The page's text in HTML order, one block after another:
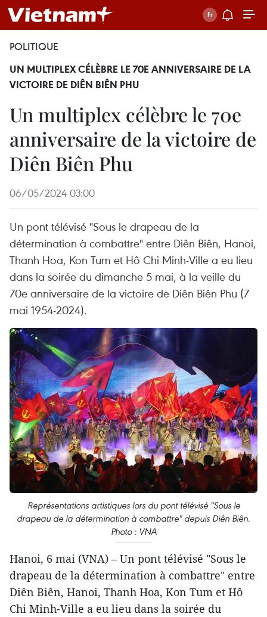
POLITIQUE
UN MULTIPLEX CÉLÈBRE LE 70E ANNIVERSAIRE DE LA
VICTOIRE DE DIÊN BIÊN PHU
Un multiplex célèbre le 70e
anniversaire de la victoire de
Diên Biên Phu
06/05/2024 03:00
Un pont télévisé "Sous le drapeau de la
détermination à combattre" entre Diên Biên, Hanoi,
Thanh Hoa, Kon Tum et Hô Chi Minh-Ville a eu lieu
dans la soirée du dimanche 5 mai, à la veille du
70e anniversaire de la victoire de Diên Biên Phu (7
mai 1954-2024).
Représentations artistiques lors du pont télévisé "Sous le
drapeau de la détermination à combattre" depuis Diên Biên.
Photo : VNA
Hanoi, 6 mai (VNA) – Un pont télévisé "Sous le
drapeau de la détermination à combattre" entre
Diên Biên, Hanoi, Thanh Hoa, Kon Tum et Hô
Chi Minh-Ville a eu lieu dans la soirée du